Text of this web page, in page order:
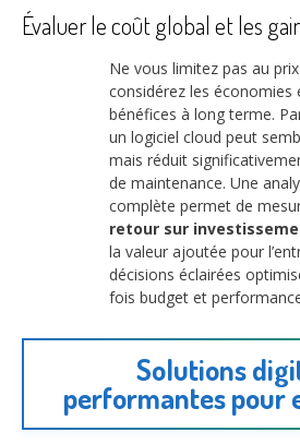
Évaluer le coût global et les
Ne vous limitez pas au
considérez les économies
bénéfices à long terme.
un logiciel cloud peut
mais réduit
de maintenance. Une
complète permet de
retour sur
la valeur ajoutée pour
décisions éclairées
fois budget et
Solutions
performantes pour